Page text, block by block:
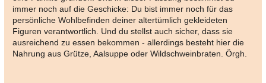
immer noch auf die Geschicke: Du bist immer noch für das
persönliche Wohlbefinden deiner altertümlich gekleideten
Figuren verantwortlich. Und du stellst auch sicher, dass sie
ausreichend zu essen bekommen - allerdings besteht hier die
Nahrung aus Grütze, Aalsuppe oder Wildschweinbraten. Örgh.